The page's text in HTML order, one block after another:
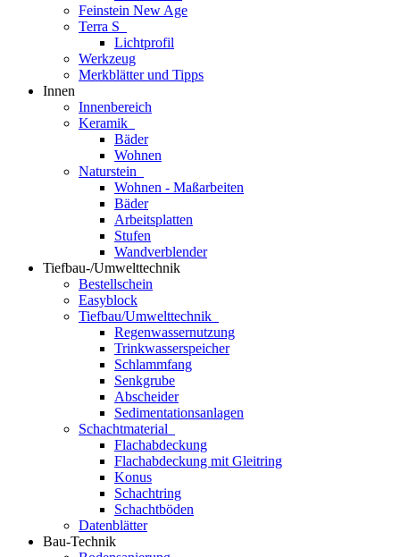
Feinstein New Age
Terra S
Lichtprofil
Werkzeug
Merkblätter und Tipps
Innen
Innenbereich
Keramik
Bäder
Wohnen
Naturstein
Wohnen - Maßarbeiten
Bäder
Arbeitsplatten
Stufen
Wandverblender
Tiefbau-/Umwelttechnik
Bestellschein
Easyblock
Tiefbau/Umwelttechnik
Regenwassernutzung
Trinkwasserspeicher
Schlammfang
Senkgrube
Abscheider
Sedimentationsanlagen
Schachtmaterial
Flachabdeckung
Flachabdeckung mit Gleitring
Konus
Schachtring
Schachtböden
Datenblätter
Bau-Technik